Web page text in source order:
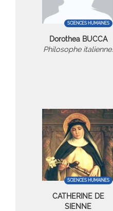
SCIENCES HUMAINES
Dorothea BUCCA
Philosophe italienne.
SCIENCES HUMAINES
CATHERINE DE
SIENNE